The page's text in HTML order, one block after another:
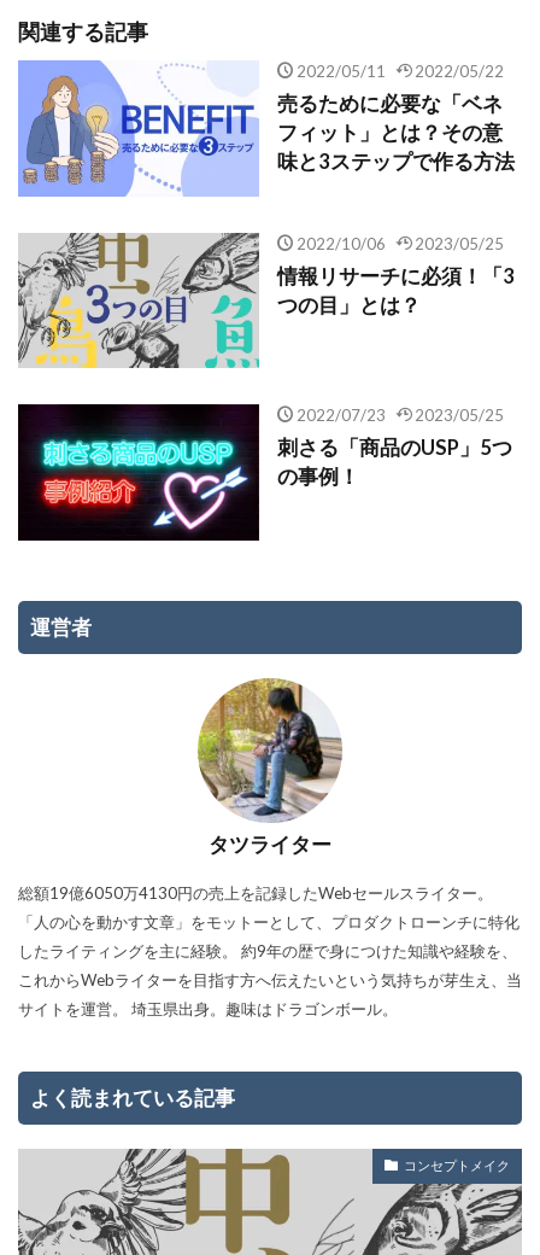
関連する記事
2022/05/11 2022/05/22
売るために必要な「ベネ
フィット」とは？その意
味と3ステップで作る方法
2022/10/06 2023/05/25
情報リサーチに必須！「3
つの目」とは？
2022/07/23 2023/05/25
刺さる「商品のUSP」5つ
の事例！
運営者
タツライター
総額19億6050万4130円の売上を記録したWebセールスライター。
「人の心を動かす文章」をモットーとして、プロダクトローンチに特化
したライティングを主に経験。 約9年の歴で身につけた知識や経験を、
これからWebライターを目指す方へ伝えたいという気持ちが芽生え、当
サイトを運営。 埼玉県出身。趣味はドラゴンボール。
よく読まれている記事
コンセプトメイク